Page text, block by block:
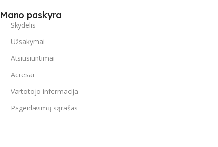
Mano paskyra
Skydelis
Užsakymai
Atsiusiuntimai
Adresai
Vartotojo informacija
Pageidavimų sąrašas